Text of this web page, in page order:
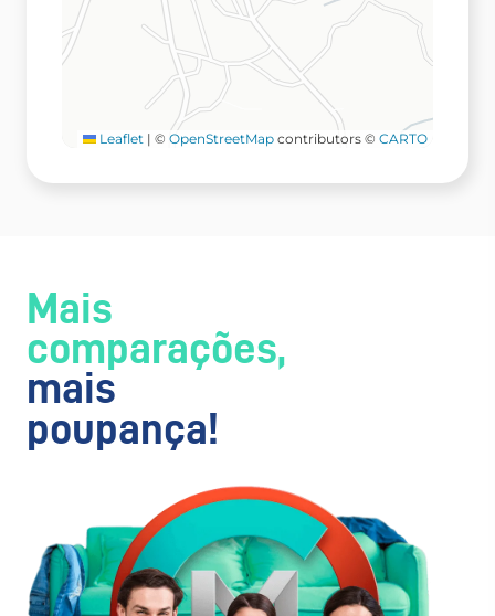
Leaflet | © OpenStreetMap contributors © CARTO
Mais
comparações,
mais
poupança!